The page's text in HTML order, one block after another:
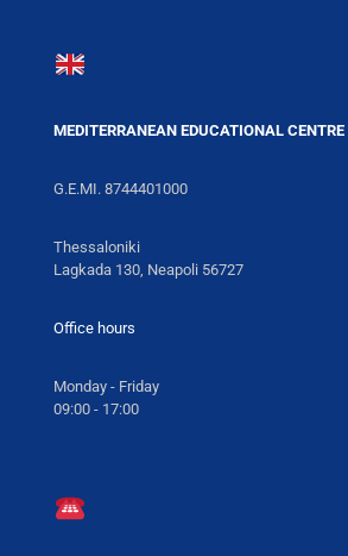
MEDITERRANEAN EDUCATIONAL CENTRE
G.E.MI. 8744401000
Thessaloniki
Lagkada 130, Neapoli 56727
Office hours
Monday - Friday
09:00 - 17:00